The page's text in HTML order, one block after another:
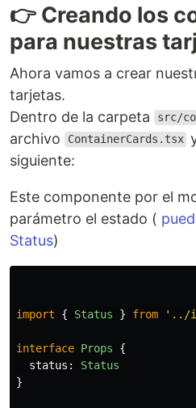
👉 Creando los
para nuestras
Ahora vamos a crear
tarjetas.
Dentro de la carpeta
src/
archivo
ContainerCards.tsx
siguiente:
Este componente por el
parámetro el estado (
Status)
import { Status } from ' ../
interface Props
{
status :
Status
}